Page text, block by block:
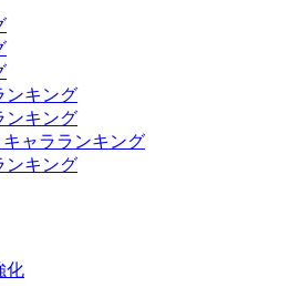
ンキング
ンキング
ャラランキング
ンキング
化